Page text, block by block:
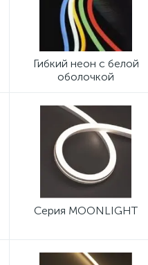
Гибкий неон с белой
оболочкой
Серия MOONLIGHT